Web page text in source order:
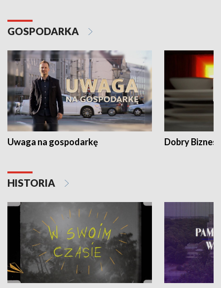
GOSPODARKA
Uwaga na gospodarkę Dobry Biznes
HISTORIA